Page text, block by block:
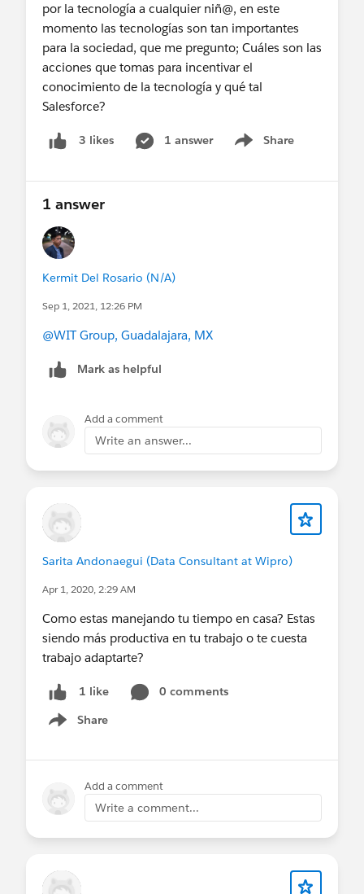
por la tecnología a cualquier niñ@, en este
momento las tecnologías son tan importantes
para la sociedad, que me pregunto; Cuáles son las
acciones que tomas para incentivar el
conocimiento de la tecnología y qué tal
Salesforce?
3 likes 1 answer Share
Show menu
1 answer
Kermit Del Rosario (N/A)
Sep 1, 2021, 12:26 PM
@WIT Group, Guadalajara, MX
Mark as helpful
Add a comment
Write an answer...
Sarita Andonaegui (Data Consultant at Wipro)
Apr 1, 2020, 2:29 AM
Como estas manejando tu tiempo en casa? Estas
siendo más productiva en tu trabajo o te cuesta
trabajo adaptarte?
1 like
0 comments
Share
Show menu
Add a comment
Write a comment...